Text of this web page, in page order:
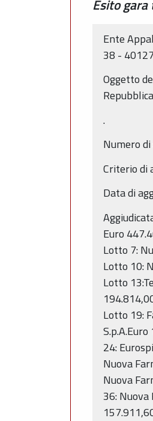
Esito
Ente
38 -
Oggetto
.
Numero
Criterio di
Data di
Euro
Lotto 7:
Lotto 10:
Lotto
Lotto 19:
24:
Nuova
Nuova
36: Nuova